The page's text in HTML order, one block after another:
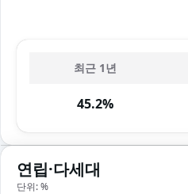
최근 1년
45.2%
연립·다세대
단위: %